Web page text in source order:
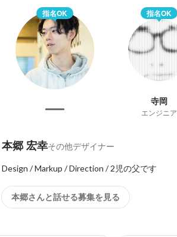
指名OK 指名OK
寺岡
エンジニア
本郷 宏幸その他デザイナー
本郷さんと話せる募集を見る